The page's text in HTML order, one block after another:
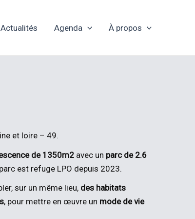
Actualités Agenda À propos
et loire – 49.
de 1350m2avec un parc de 2.6
est refuge LPO depuis 2023.
sur un même lieu, des habitats
, pour mettre en œuvre un mode de vie